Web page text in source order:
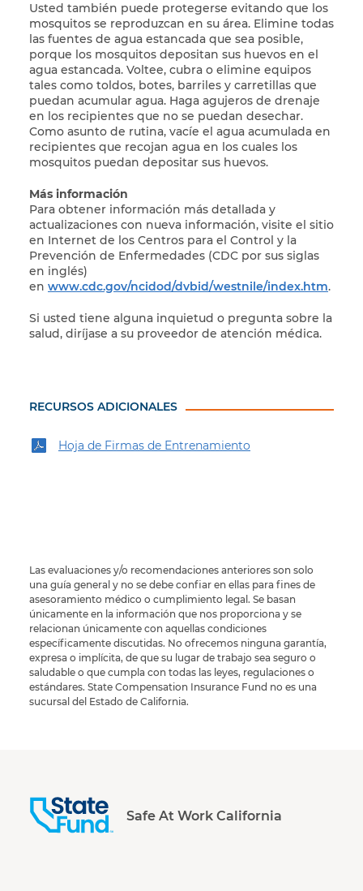
Usted también puede protegerse evitando que los
mosquitos se reproduzcan en su área. Elimine todas
las fuentes de agua estancada que sea posible,
porque los mosquitos depositan sus huevos en el
agua estancada. Voltee, cubra o elimine equipos
tales como toldos, botes, barriles y carretillas que
puedan acumular agua. Haga agujeros de drenaje
en los recipientes que no se puedan desechar.
Como asunto de rutina, vacíe el agua acumulada en
recipientes que recojan agua en los cuales los
mosquitos puedan depositar sus huevos.
Más información
Para obtener información más detallada y
actualizaciones con nueva información, visite el sitio
en Internet de los Centros para el Control y la
Prevención de Enfermedades (CDC por sus siglas
en inglés)
en www.cdc.gov/ncidod/dvbid/westnile/index.htm.
Si usted tiene alguna inquietud o pregunta sobre la
salud, diríjase a su proveedor de atención médica.
RECURSOS ADICIONALES
Hoja de Firmas de Entrenamiento
Las evaluaciones y/o recomendaciones anteriores son solo
una guía general y no se debe confiar en ellas para fines de
asesoramiento médico o cumplimiento legal. Se basan
únicamente en la información que nos proporciona y se
relacionan únicamente con aquellas condiciones
específicamente discutidas. No ofrecemos ninguna garantía,
expresa o implícita, de que su lugar de trabajo sea seguro o
saludable o que cumpla con todas las leyes, regulaciones o
estándares. State Compensation Insurance Fund no es una
sucursal del Estado de California.
Safe At Work California